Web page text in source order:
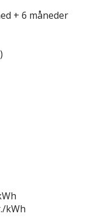
+ 6 måneder
kWh